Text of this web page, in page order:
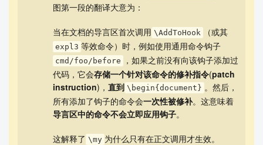
图第一段的翻译大意为：
当在文档的导言区首次调用 \AddToHook （或其
expl3 等效命令）时，例如使用通用命令钩子
cmd/foo/before
，如果之前没有向该钩子添加过
代码，它会存储一个针对该命令的修补指令(patch
instruction)， 直到 \begin{document} 。然后，
所有添加了钩子的命令会一次性被修补。这意味着
导言区中的命令不会立即应用钩子。
这解释了 \my 为什么只有在正文调用才生效。